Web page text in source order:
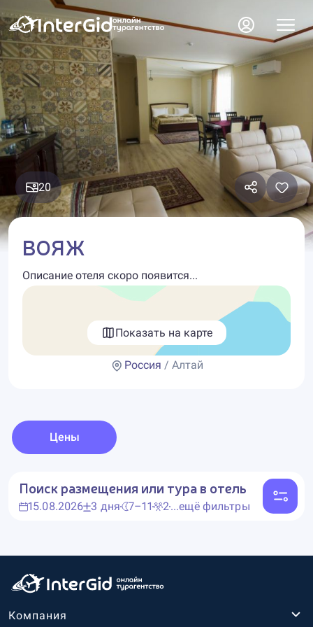
20
ВОЯЖ
Описание отеля скоро появится...
Показать на карте
Россия / Алтай
Цены
Поиск размещения или тура в отель
15.08.2026 3 дня 7–11 2...ещё фильтры
Компания